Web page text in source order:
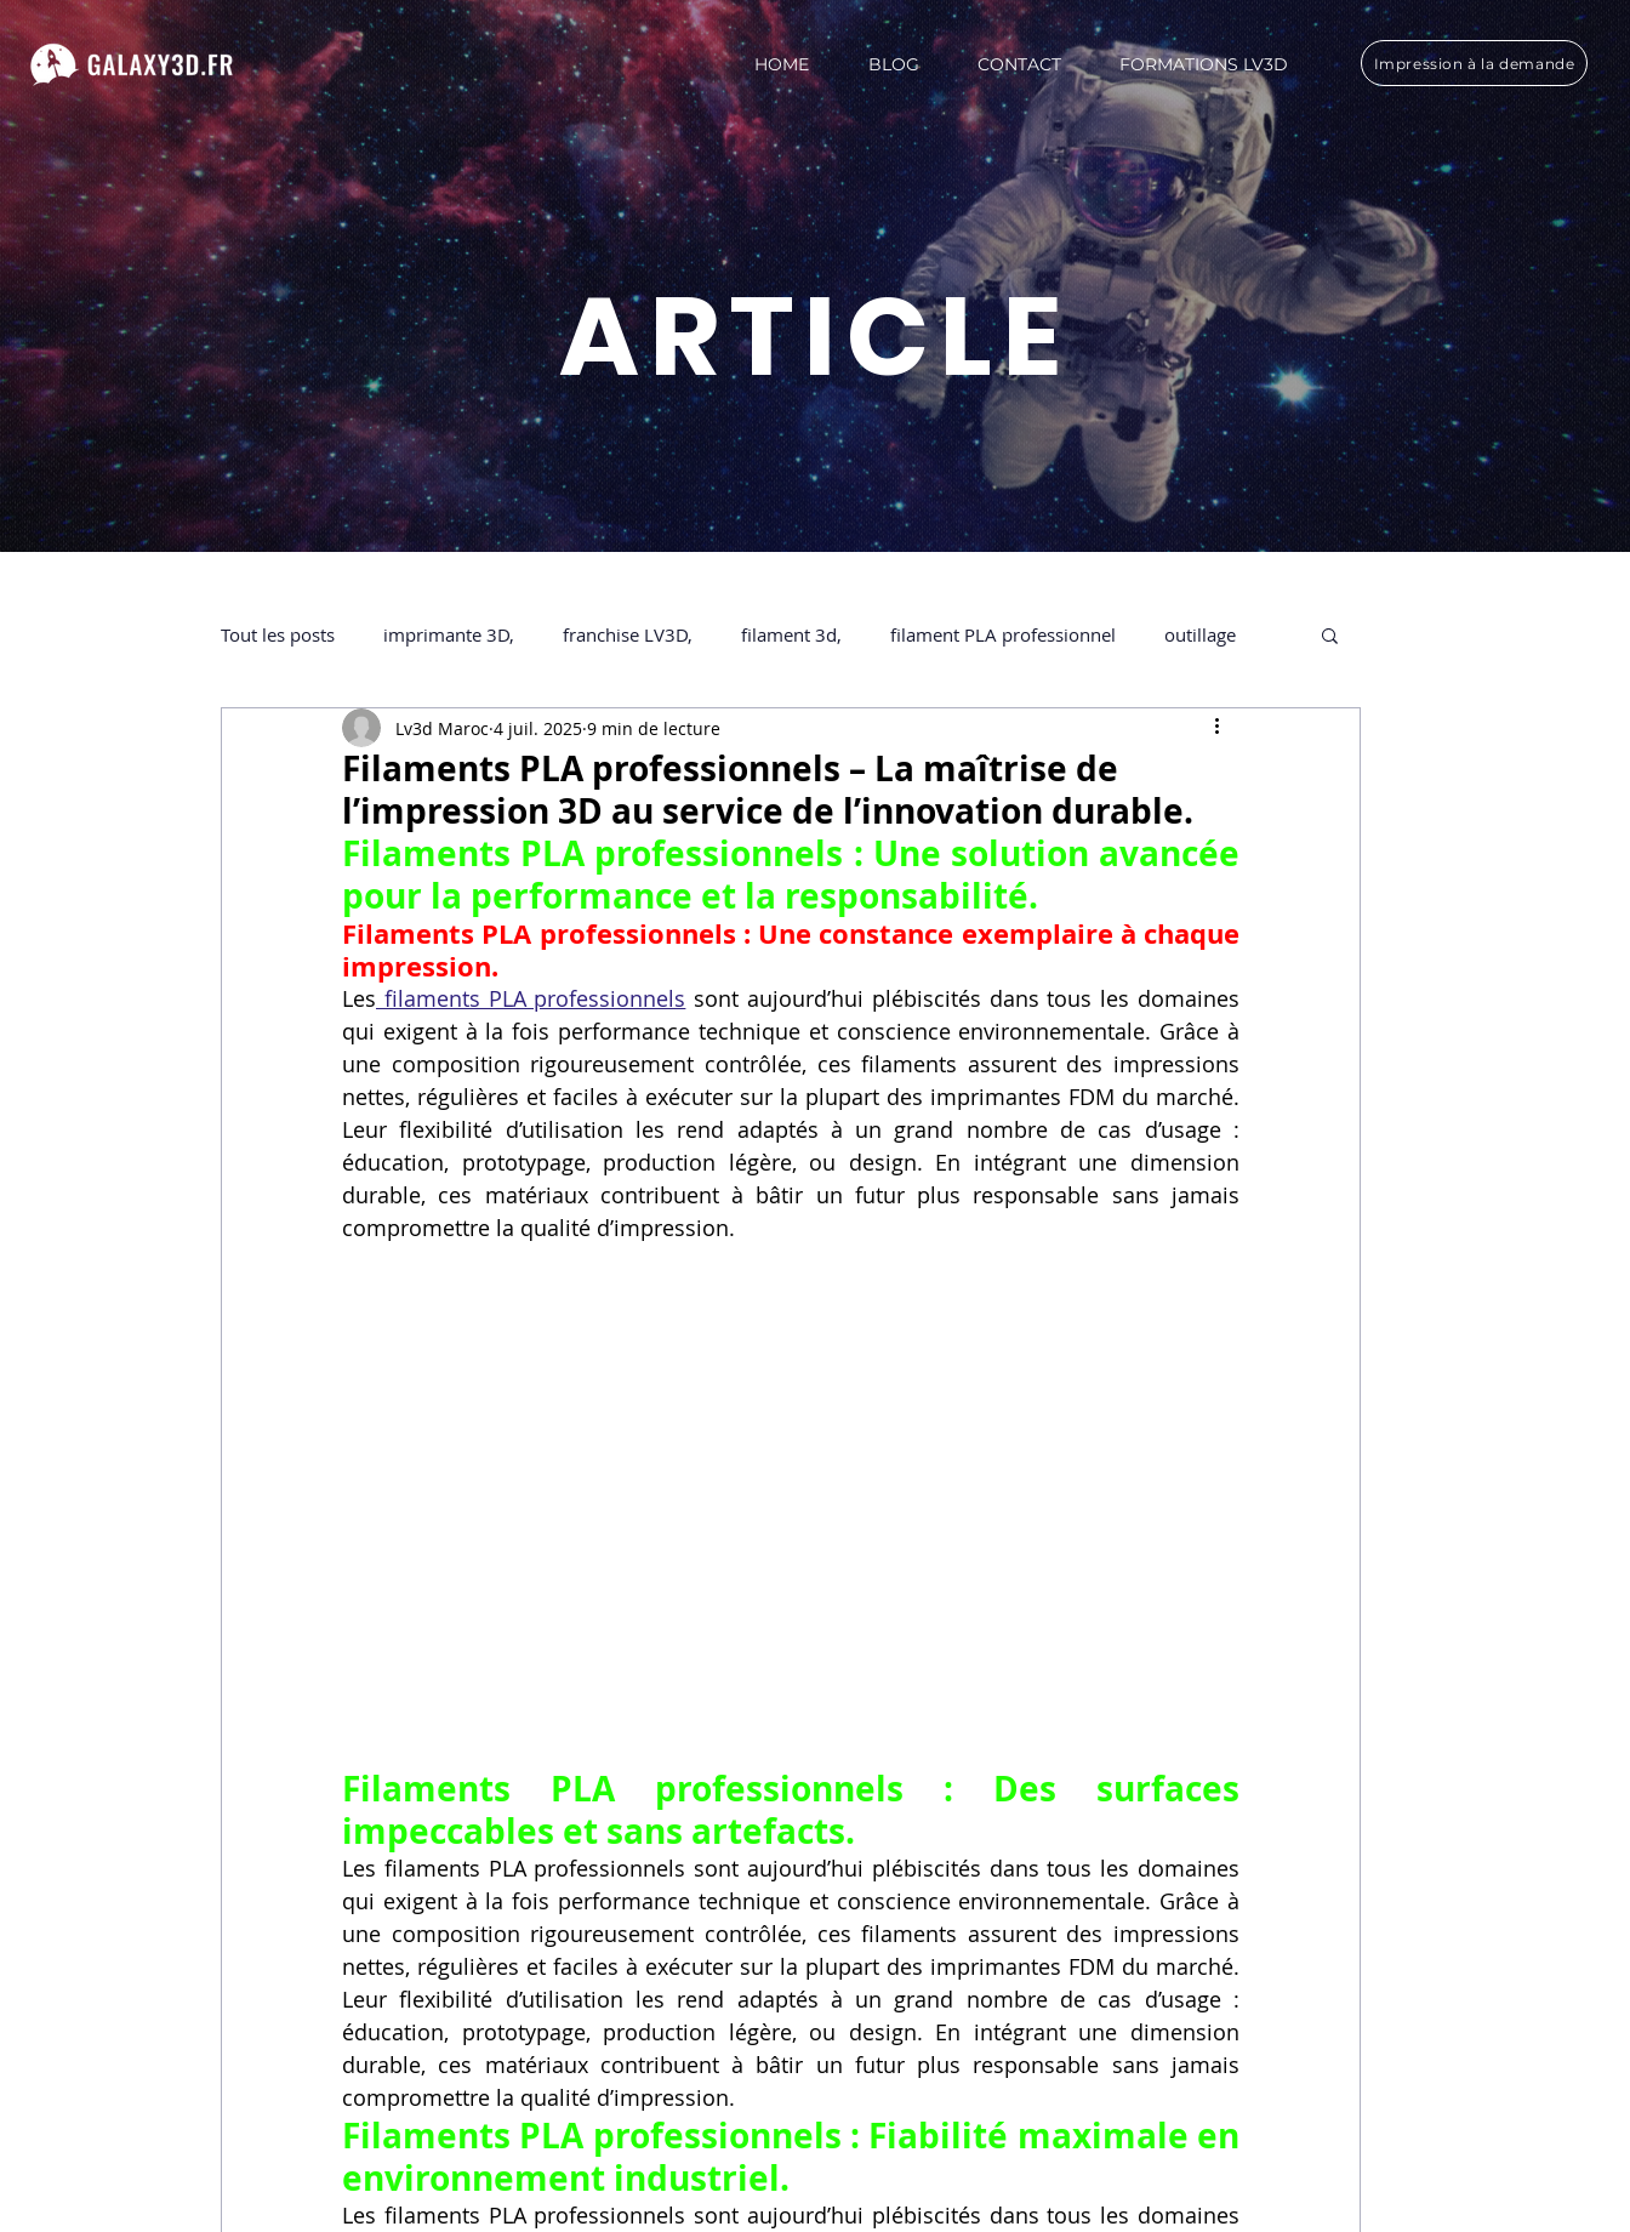
HOME BLOG CONTACT FORMATIONS LV3D Impression à la demande
ARTICLE
Tout les posts imprimante 3D, franchise LV3D, filament 3d, filament PLA professionnel outillage
impression 3D à la demande Accessoires imprimante 3D professionelle
ARTILLERY 3D Formation impression 3D SCANNER 3D impression 3D
certifiée QUALIOPI Refaire une piece en 3D Formation 3D en ligne. Formation 3D CPF CREALITY,
Creality Hi combo Artillery M1 Pro Filament PLA Service administratif en ligne Secrétaire en Ligne
Vidéos sur l'impression 3D, Artillery M1 pro Creality HI combo Filament PETG
Formation impresssion 3D formation CPF
Filaments PLA professionnels – La maîtrise de
l’impression 3D au service de l’innovation durable.
Lv3d Maroc 4 juil. 2025 9 min de lecture
Filaments PLA professionnels : Une solution avancée
pour la performance et la responsabilité.
Filaments PLA professionnels : Une constance exemplaire à chaque
impression.
Les filaments PLA professionnels sont aujourd’hui plébiscités dans tous les domaines
qui exigent à la fois performance technique et conscience environnementale. Grâce à
une composition rigoureusement contrôlée, ces filaments assurent des impressions
nettes, régulières et faciles à exécuter sur la plupart des imprimantes FDM du marché.
Leur flexibilité d’utilisation les rend adaptés à un grand nombre de cas d’usage :
éducation, prototypage, production légère, ou design. En intégrant une dimension
durable, ces matériaux contribuent à bâtir un futur plus responsable sans jamais
compromettre la qualité d’impression.
Filaments PLA professionnels : Des surfaces
impeccables et sans artefacts.
Les filaments PLA professionnels sont aujourd’hui plébiscités dans tous les domaines
qui exigent à la fois performance technique et conscience environnementale. Grâce à
une composition rigoureusement contrôlée, ces filaments assurent des impressions
nettes, régulières et faciles à exécuter sur la plupart des imprimantes FDM du marché.
Leur flexibilité d’utilisation les rend adaptés à un grand nombre de cas d’usage :
éducation, prototypage, production légère, ou design. En intégrant une dimension
durable, ces matériaux contribuent à bâtir un futur plus responsable sans jamais
compromettre la qualité d’impression.
Filaments PLA professionnels : Fiabilité maximale en
environnement industriel.
Les filaments PLA professionnels sont aujourd’hui plébiscités dans tous les domaines